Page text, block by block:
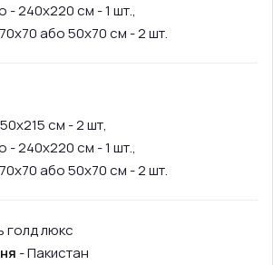
- 240х220 см - 1 шт.,
або 50х70 см - 2 шт.
см - 2 шт,
- 240х220 см - 1 шт.,
або 50х70 см - 2 шт.
голд люкс
- Пакистан